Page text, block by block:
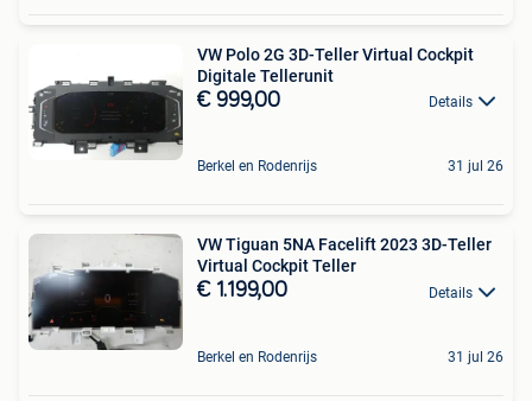
VW Polo 2G 3D-Teller Virtual Cockpit
Digitale Tellerunit
€ 999,00 Details
Berkel en Rodenrijs 31 jul 26
VW Tiguan 5NA Facelift 2023 3D-Teller
Virtual Cockpit Teller
€ 1.199,00 Details
Berkel en Rodenrijs 31 jul 26